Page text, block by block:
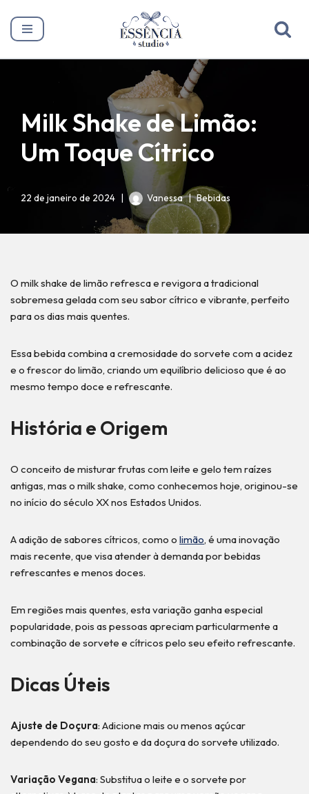
Pular
Milk Shake de Limão:
Um Toque Cítrico
22 de janeiro de 2024 Vanessa Bebidas
O milk shake de limão refresca e revigora a tradicional
sobremesa gelada com seu sabor cítrico e vibrante, perfeito
para os dias mais quentes.
Essa bebida combina a cremosidade do sorvete com a acidez
e o frescor do limão, criando um equilíbrio delicioso que é ao
mesmo tempo doce e refrescante.
História e Origem
O conceito de misturar frutas com leite e gelo tem raízes
antigas, mas o milk shake, como conhecemos hoje, originou-se
no início do século XX nos Estados Unidos.
A adição de sabores cítricos, como o limão, é uma inovação
mais recente, que visa atender à demanda por bebidas
refrescantes e menos doces.
Em regiões mais quentes, esta variação ganha especial
popularidade, pois as pessoas apreciam particularmente a
combinação de sorvete e cítricos pelo seu efeito refrescante.
Dicas Úteis
Ajuste de Doçura: Adicione mais ou menos açúcar
dependendo do seu gosto e da doçura do sorvete utilizado.
Variação Vegana: Substitua o leite e o sorvete por